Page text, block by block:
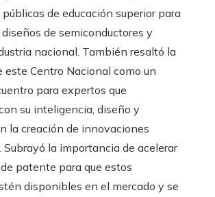
de educación superior para
de semiconductores y
nacional. También resaltó la
este Centro Nacional como un
para expertos que
su inteligencia, diseño y
la creación de innovaciones
Subrayó la importancia de acelerar
patente para que estos
disponibles en el mercado y se